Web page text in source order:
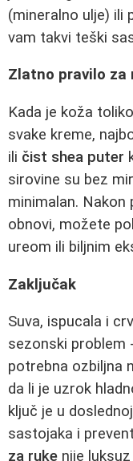
(mineralno ulje) ili
vam takvi teški
Zlatno pravilo za
Kada je koža
svake kreme,
ili čist shea puter
sirovine su bez
minimalan. Nakon
obnovi, možete
ureom ili biljnim
Zaključak
Suva, ispucala i
sezonski problem
potrebna ozbiljna
da li je uzrok
ključ je u
sastojaka i
za ruke nije